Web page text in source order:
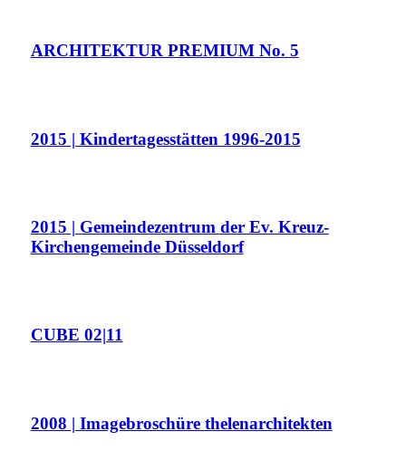
ARCHITEKTUR PREMIUM No. 5
2015 | Kindertagesstätten 1996-2015
2015 | Gemeindezentrum der Ev. Kreuz-
Kirchengemeinde Düsseldorf
CUBE 02|11
2008 | Imagebroschüre thelenarchitekten